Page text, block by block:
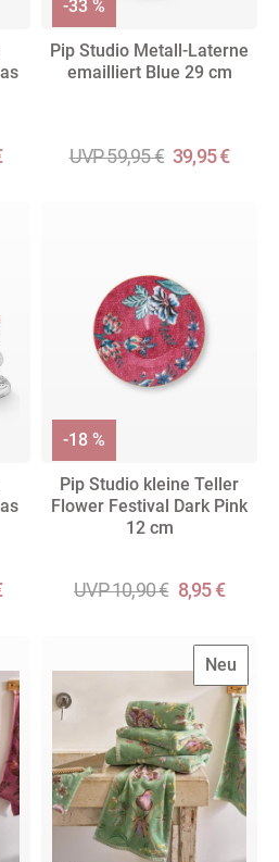
Pip Studio Metall-Laterne
emailliert Blue 29 cm
UVP 59,95 € 39,95 €
-33 %
Pip Studio kleine Teller
Flower Festival Dark Pink
12 cm
UVP 10,90 € 8,95 €
-18 %
Neu